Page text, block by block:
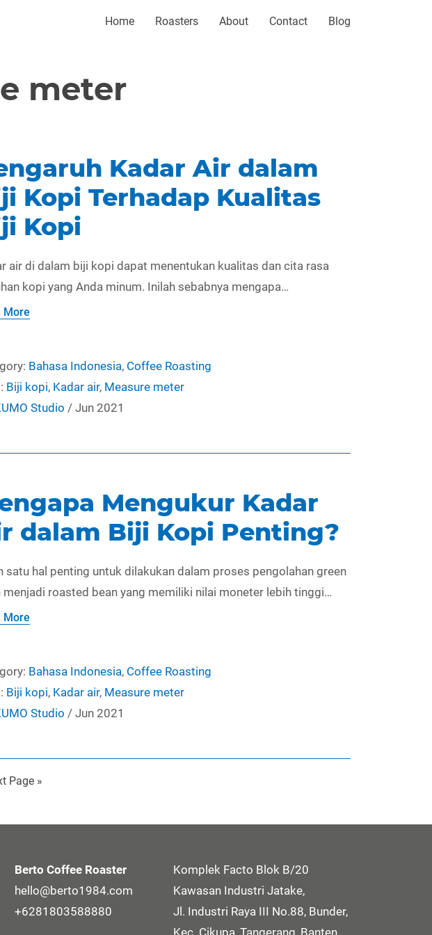
Home Roasters About Contact Blog
meter
Kadar Air dalam
Kopi Terhadap Kualitas
Kopi
air di dalam biji kopi dapat menentukan kualitas dan cita rasa
kopi yang Anda minum. Inilah sebabnya mengapa…
More
Bahasa Indonesia, Coffee Roasting
Biji kopi, Kadar air, Measure meter
Studio / Jun 2021
Mengukur Kadar
dalam Biji Kopi Penting?
satu hal penting untuk dilakukan dalam proses pengolahan green
menjadi roasted bean yang memiliki nilai moneter lebih tinggi…
More
Bahasa Indonesia, Coffee Roasting
Biji kopi, Kadar air, Measure meter
Studio / Jun 2021
Page »
Berto Coffee Roaster
hello@berto1984.com
+6281803588880
Komplek Facto Blok B/20
Kawasan Industri Jatake,
Jl. Industri Raya III No.88, Bunder,
Kec. Cikupa, Tangerang, Banten